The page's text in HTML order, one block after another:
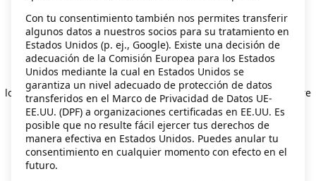
Application error: a client-side exception has occurred
loadingsecondhand.ikea.com (see the browser console for more
information).
Con tu consentimiento también nos permites transferir
algunos datos a nuestros socios para su tratamiento en
Estados Unidos (p. ej., Google). Existe una decisión de
adecuación de la Comisión Europea para los Estados
Unidos mediante la cual en Estados Unidos se
garantiza un nivel adecuado de protección de datos
transferidos en el Marco de Privacidad de Datos UE-
EE.UU. (DPF) a organizaciones certificadas en EE.UU. Es
posible que no resulte fácil ejercer tus derechos de
manera efectiva en Estados Unidos. Puedes anular tu
consentimiento en cualquier momento con efecto en el
futuro.